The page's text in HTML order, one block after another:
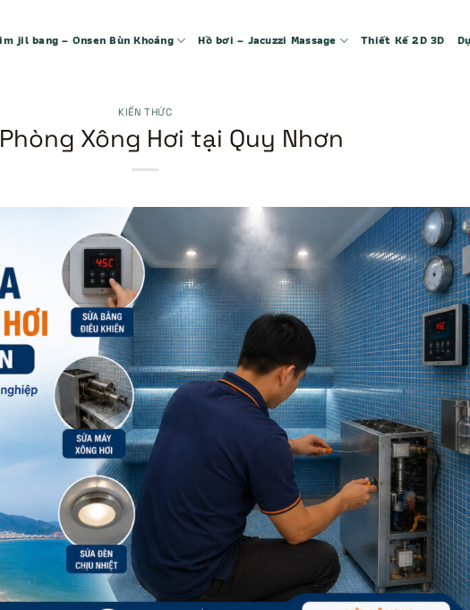
jil bang – Onsen Bùn Khoáng Hồ bơi – Jacuzzi Massage Thiết Kế 2D 3D
KIẾN THỨC
Xông Hơi tại Quy Nhơn